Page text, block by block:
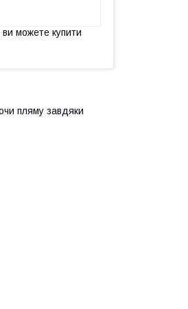
ви можете купити
пляму завдяки